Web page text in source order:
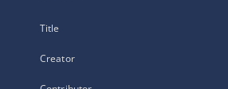
Title
Creator